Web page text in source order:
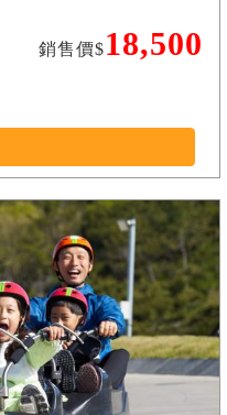
銷售價$18,500